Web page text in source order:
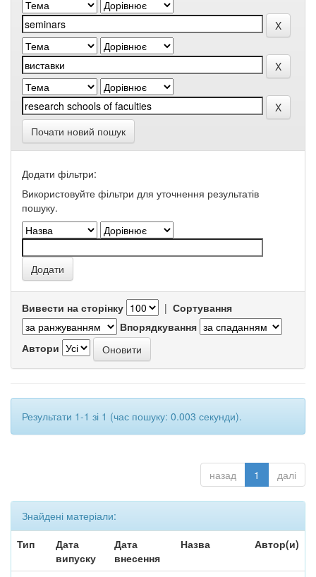
Почати новий пошук
Додати фільтри:
Використовуйте фільтри для уточнення результатів
пошуку.
Вивести на сторінку | Сортування
Впорядкування
Автори
Результати 1-1 зі 1 (час пошуку: 0.003 секунди).
назад 1 далі
Знайдені матеріали:
Тип
Дата
випуску
Дата
внесення
Назва Автор(и)